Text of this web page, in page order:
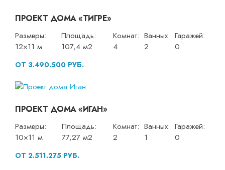
ПРОЕКТ ДОМА «ТИГРЕ»
Размеры:
12×11 м
Площадь:
107,4 м2
Комнат:
4
Ванных:
2
Гаражей:
0
ОТ 3.490.500 РУБ.
ПРОЕКТ ДОМА «ИГАН»
Размеры:
10×11 м
Площадь:
77,27 м2
Комнат:
2
Ванных:
1
Гаражей:
0
ОТ 2.511.275 РУБ.